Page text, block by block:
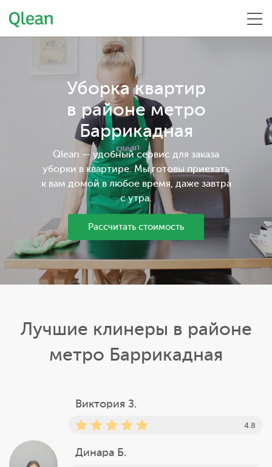
Меню
Уборка квартир
в районе метро
Баррикадная
Qlean — удобный сервис для заказа
уборки в квартире. Мы готовы приехать
к вам домой в любое время, даже завтра
с утра.
Рассчитать стоимость
Лучшие клинеры в районе
метро Баррикадная
Виктория З.
4.8
Динара Б.